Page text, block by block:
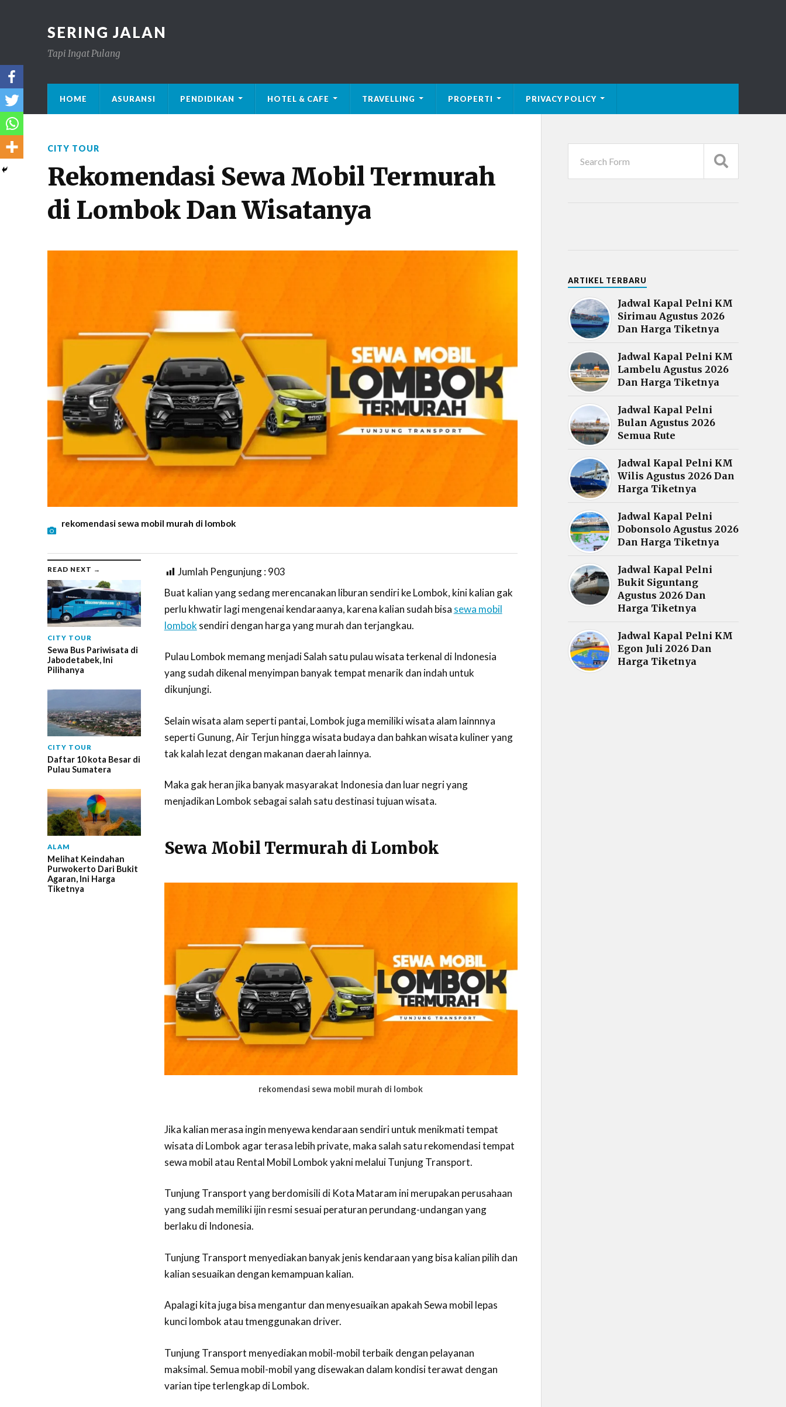
SERING JALAN
Tapi Ingat Pulang
HOME ASURANSI PENDIDIKAN HOTEL & CAFE TRAVELLING PROPERTI PRIVACY POLICY
CITY TOUR
Rekomendasi Sewa Mobil Termurah
di Lombok Dan Wisatanya
rekomendasi sewa mobil murah di lombok
READ NEXT →
CITY TOUR
Sewa Bus Pariwisata di
Jabodetabek, Ini
Pilihanya
CITY TOUR
Daftar 10 kota Besar di
Pulau Sumatera
ALAM
Melihat Keindahan
Purwokerto Dari Bukit
Agaran, Ini Harga
Tiketnya
Jumlah Pengunjung :903
Buat kalian yang sedang merencanakan liburan sendiri ke Lombok, kini kalian gak
perlu khwatir lagi mengenai kendaraanya, karena kalian sudah bisa sewa mobil
lombok sendiri dengan harga yang murah dan terjangkau.
Pulau Lombok memang menjadi Salah satu pulau wisata terkenal di Indonesia
yang sudah dikenal menyimpan banyak tempat menarik dan indah untuk
dikunjungi.
Selain wisata alam seperti pantai, Lombok juga memiliki wisata alam lainnnya
seperti Gunung, Air Terjun hingga wisata budaya dan bahkan wisata kuliner yang
tak kalah lezat dengan makanan daerah lainnya.
Maka gak heran jika banyak masyarakat Indonesia dan luar negri yang
menjadikan Lombok sebagai salah satu destinasi tujuan wisata.
Sewa Mobil Termurah di Lombok
rekomendasi sewa mobil murah di lombok
Jika kalian merasa ingin menyewa kendaraan sendiri untuk menikmati tempat
wisata di Lombok agar terasa lebih private, maka salah satu rekomendasi tempat
sewa mobil atau Rental Mobil Lombok yakni melalui Tunjung Transport.
Tunjung Transport yang berdomisili di Kota Mataram ini merupakan perusahaan
yang sudah memiliki ijin resmi sesuai peraturan perundang-undangan yang
berlaku di Indonesia.
Tunjung Transport menyediakan banyak jenis kendaraan yang bisa kalian pilih dan
kalian sesuaikan dengan kemampuan kalian.
Apalagi kita juga bisa mengantur dan menyesuaikan apakah Sewa mobil lepas
kunci lombok atau tmenggunakan driver.
Tunjung Transport menyediakan mobil-mobil terbaik dengan pelayanan
maksimal. Semua mobil-mobil yang disewakan dalam kondisi terawat dengan
varian tipe terlengkap di Lombok.
ARTIKEL TERBARU
Jadwal Kapal Pelni KM
Sirimau Agustus 2026
Dan Harga Tiketnya
Jadwal Kapal Pelni KM
Lambelu Agustus 2026
Dan Harga Tiketnya
Jadwal Kapal Pelni
Bulan Agustus 2026
Semua Rute
Jadwal Kapal Pelni KM
Wilis Agustus 2026 Dan
Harga Tiketnya
Jadwal Kapal Pelni
Dobonsolo Agustus 2026
Dan Harga Tiketnya
Jadwal Kapal Pelni
Bukit Siguntang
Agustus 2026 Dan
Harga Tiketnya
Jadwal Kapal Pelni KM
Egon Juli 2026 Dan
Harga Tiketnya